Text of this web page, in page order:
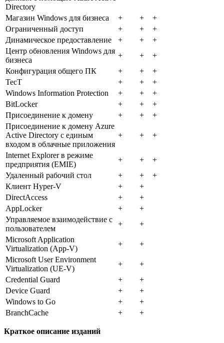
Directory
Магазин Windows для бизнеса + +
+
Ограниченный доступ
+ +
+
Динамическое предоставление
+ +
+
Центр обновления Windows для
бизнеса
+ +
+
Конфигурация общего ПК
+ +
+
ТесТ
+ +
+
Windows Information Protection
+ +
+
BitLocker
+ +
+
Присоединение к домену
+ +
+
Присоединение к домену Azure
Active Directory с единым
входом в облачные приложения
+ + +
Internet Explorer в режиме
предприятия (EMIE)
+ +
+
Удаленный рабочий стол
+ +
+
Клиент Hyper-V
+
+
DirectAccess
+
+
AppLocker
+
+
Управляемое взаимодействие с
пользователем
+
+
Microsoft Application
Virtualization (App-V)
+
+
Microsoft User Environment
Virtualization (UE-V)
+
+
Credential Guard
+
+
Device Guard
+
+
Windows to Go
+
+
BranchCache
+ +
Краткое описание изданий